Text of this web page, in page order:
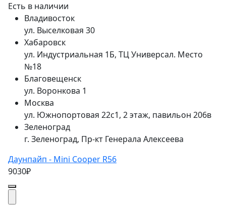
Есть в наличии
Владивосток
ул. Выселковая 30
Хабаровск
ул. Индустриальная 1Б, ТЦ Универсал. Место
№18
Благовещенск
ул. Воронкова 1
Москва
ул. Южнопортовая 22с1, 2 этаж, павильон 206в
Зеленоград
г. Зеленоград, Пр-кт Генерала Алексеева
Даунпайп - Mini Cooper R56
9030₽